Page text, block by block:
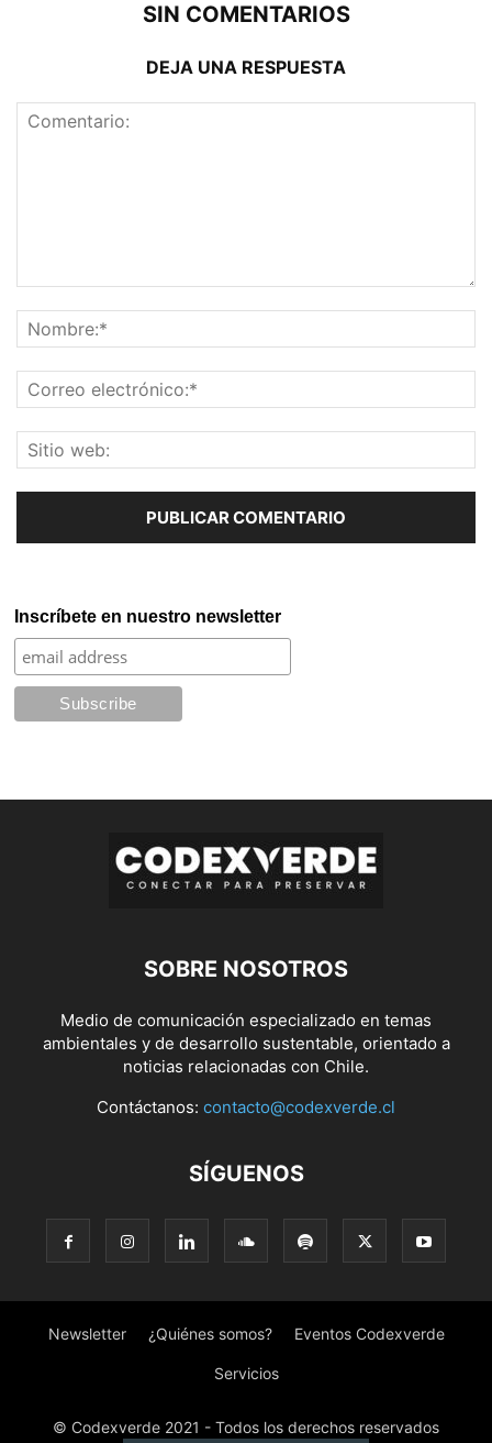
SIN COMENTARIOS
DEJA UNA RESPUESTA
Inscríbete en nuestro newsletter
SOBRE NOSOTROS
Medio de comunicación especializado en temas
ambientales y de desarrollo sustentable, orientado a
noticias relacionadas con Chile.
Contáctanos: contacto@codexverde.cl
SÍGUENOS
Newsletter ¿Quiénes somos? Eventos Codexverde
Servicios
© Codexverde 2021 - Todos los derechos reservados